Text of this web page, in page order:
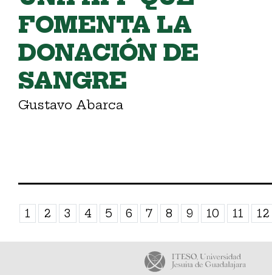
FOMENTA LA
DONACIÓN DE
SANGRE
Gustavo Abarca
1 2 3 4 5 6 7 8 9 10 11 12